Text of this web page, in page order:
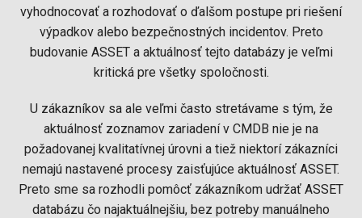
vyhodnocovať a rozhodovať o ďalšom postupe pri riešení
výpadkov alebo bezpečnostných incidentov. Preto
budovanie ASSET a aktuálnosť tejto databázy je veľmi
kritická pre všetky spoločnosti.
U zákazníkov sa ale veľmi často stretávame s tým, že
aktuálnosť zoznamov zariadení v CMDB nie je na
požadovanej kvalitatívnej úrovni a tiež niektorí zákazníci
nemajú nastavené procesy zaisťujúce aktuálnosť ASSET.
Preto sme sa rozhodli pomôcť zákazníkom udržať ASSET
databázu čo najaktuálnejšiu, bez potreby manuálneho